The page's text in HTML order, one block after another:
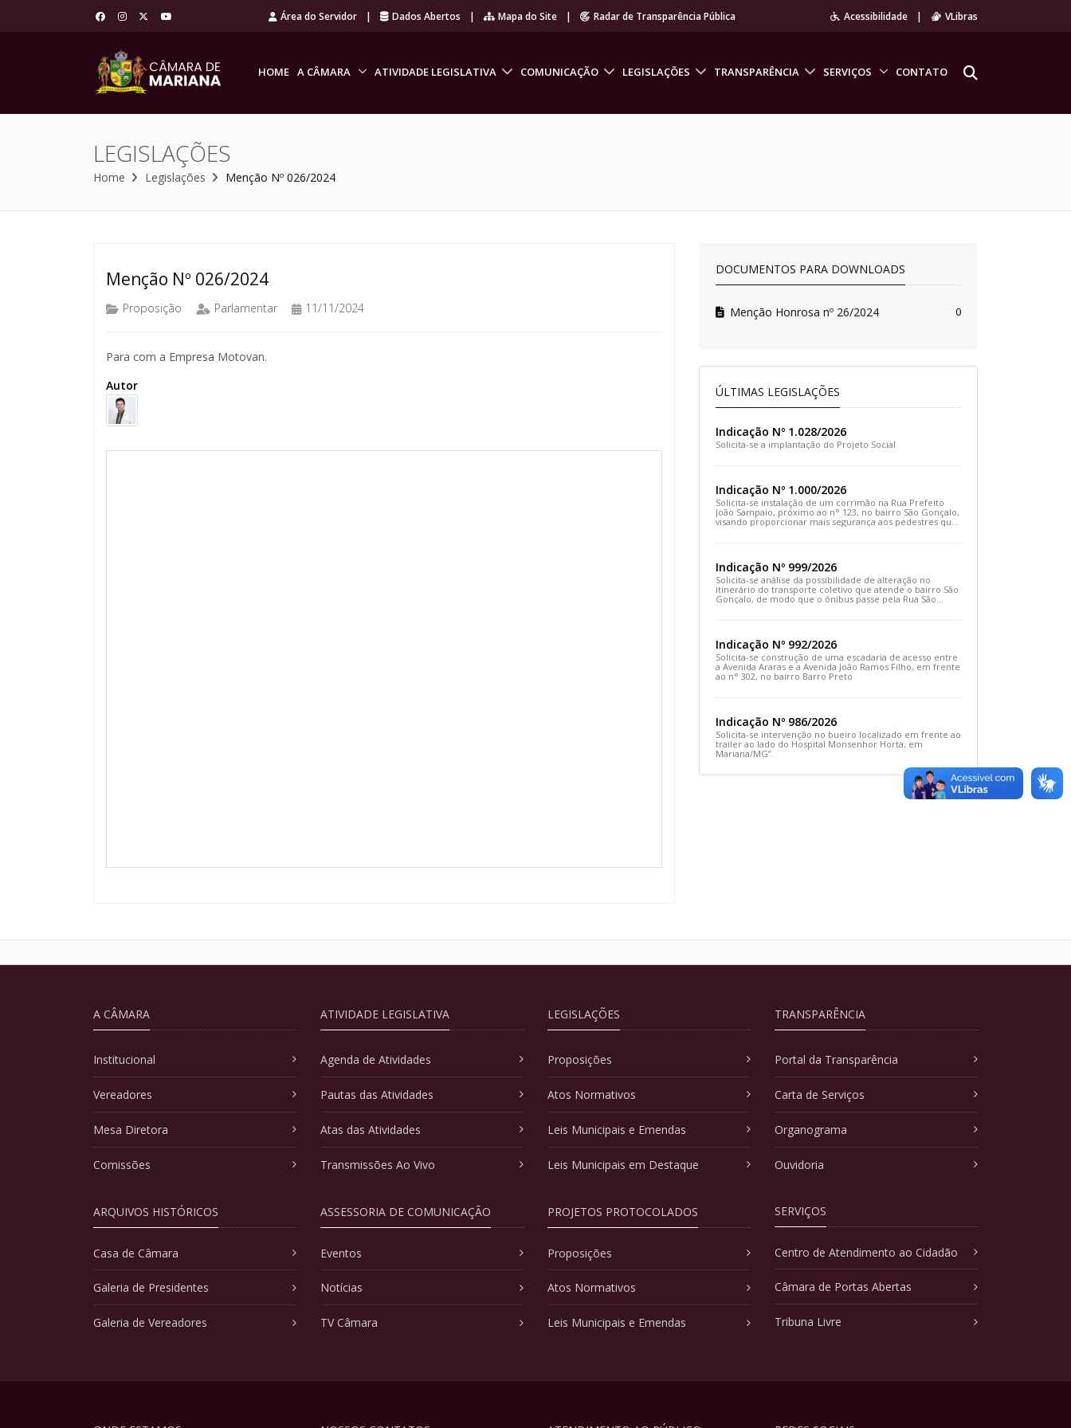
Área do Servidor | Dados Abertos | Mapa do Site | Radar de Transparência Pública Acessibilidade | VLibras
HOME A CÂMARA ATIVIDADE LEGISLATIVA COMUNICAÇÃO LEGISLAÇÕES TRANSPARÊNCIA SERVIÇOS CONTATO
LEGISLAÇÕES
Home Legislações Menção Nº 026/2024
Menção Nº 026/2024
Proposição Parlamentar 11/11/2024
Para com a Empresa Motovan.
Autor
DOCUMENTOS PARA DOWNLOADS
Menção Honrosa nº 26/2024 0
ÚLTIMAS LEGISLAÇÕES
Indicação Nº 1.028/2026
Solicita-se a implantação do Projeto Social
Indicação Nº 1.000/2026
Solicita-se instalação de um corrimão na Rua Prefeito
João Sampaio, próximo ao n° 123, no bairro São Gonçalo,
visando proporcionar mais segurança aos pedestres que
Indicação Nº 999/2026
Solicita-se análise da possibilidade de alteração no
itinerário do transporte coletivo que atende o bairro São
Gonçalo, de modo que o ônibus passe pela Rua São
Indicação Nº 992/2026
Solicita-se construção de uma escadaria de acesso entre
a Avenida Araras e a Avenida João Ramos Filho, em frente
ao n° 302, no bairro Barro Preto
Indicação Nº 986/2026
Solicita-se intervenção no bueiro localizado em frente ao
trailer ao lado do Hospital Monsenhor Horta, em
Mariana/MG”.
A CÂMARA
Institucional
Vereadores
Mesa Diretora
Comissões
ARQUIVOS HISTÓRICOS
Casa de Câmara
Galeria de Presidentes
Galeria de Vereadores
ATIVIDADE LEGISLATIVA
Agenda de Atividades
Pautas das Atividades
Atas das Atividades
Transmissões Ao Vivo
ASSESSORIA DE COMUNICAÇÃO
Eventos
Notícias
TV Câmara
LEGISLAÇÕES
Proposições
Atos Normativos
Leis Municipais e Emendas
Leis Municipais em Destaque
PROJETOS PROTOCOLADOS
Proposições
Atos Normativos
Leis Municipais e Emendas
TRANSPARÊNCIA
Portal da Transparência
Carta de Serviços
Organograma
Ouvidoria
SERVIÇOS
Centro de Atendimento ao Cidadão
Câmara de Portas Abertas
Tribuna Livre